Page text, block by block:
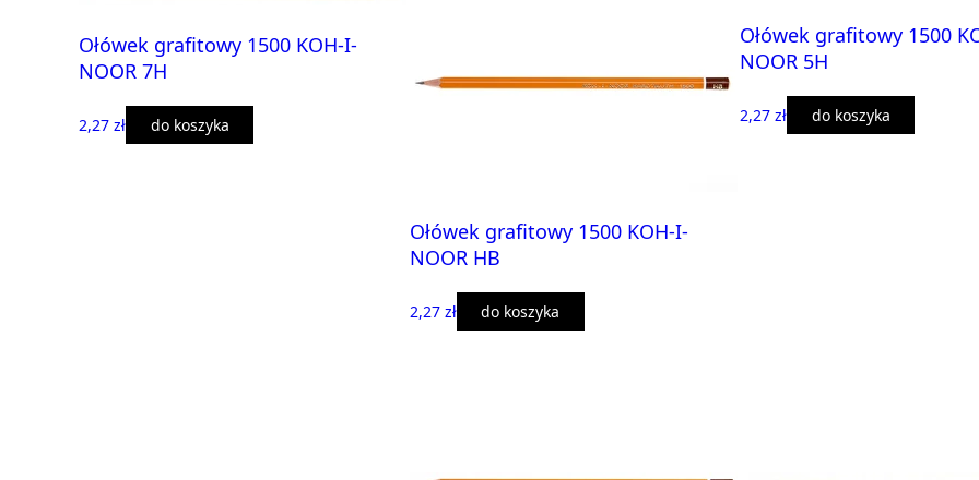
Ołówek grafitowy 1500 KOH-I-
NOOR 7H
2,27 zł do koszyka
Ołówek grafitowy 1500 KOH-I-
NOOR HB
2,27 zł do koszyka
Ołówek grafitowy 1500
NOOR 5H
2,27 zł do koszyka